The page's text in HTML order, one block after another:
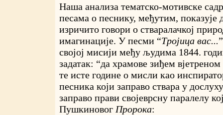
Наша анализа тематско-мотивске
песама о песнику, међутим,
изричито говори о стваралачкој
имагинације. У песми “Тројица вас...
својој мисији међу људима 1844.
задатак: “да храмове зиђем
те исте године о мисли као
песника који заправо ствара у
заправо прави својеврсну паралелу
Пушкиновог Пророка: